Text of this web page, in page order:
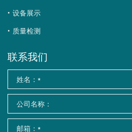
设备展示
质量检测
联系我们